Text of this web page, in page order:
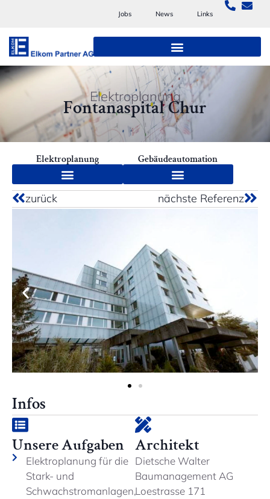
Jobs News Links
Elektroplanung
Fontanaspital Chur
Elektroplanung Gebäudeautomation
zurück nächste Referenz
Infos
Unsere Aufgaben
Elektroplanung für die
Stark- und
Schwachstromanlagen,
Architekt
Dietsche Walter
Baumanagement AG
Loestrasse 171